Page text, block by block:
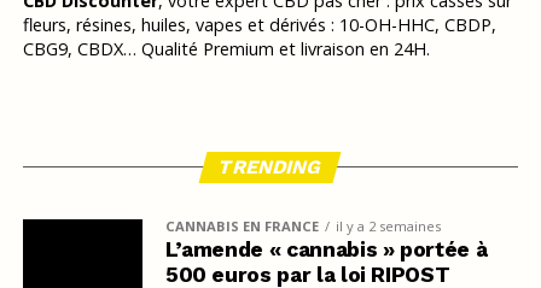
fleurs, résines, huiles, vapes et dérivés : 10-OH-HHC, CBDP,
CBG9, CBDX… Qualité Premium et livraison en 24H.
TRENDING
CANNABIS EN FRANCE il y a 2 semaines
L’amende « cannabis » portée à
500 euros par la loi RIPOST